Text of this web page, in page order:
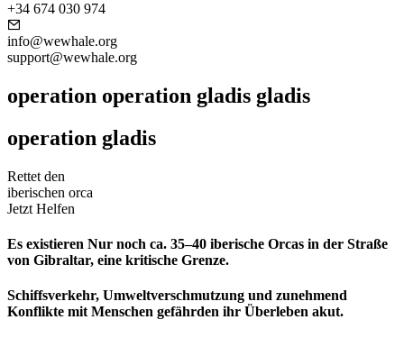
+34 674 030 974
info@wewhale.org
support@wewhale.org
operation operation gladis gladis
operation gladis
Rettet den
iberischen orca
Jetzt Helfen
Es existieren Nur noch ca. 35–40 iberische Orcas in der Straße
von Gibraltar, eine kritische Grenze.
Schiffsverkehr, Umweltverschmutzung und zunehmend
Konflikte mit Menschen gefährden ihr Überleben akut.